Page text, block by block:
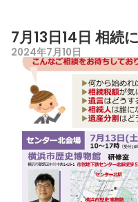
7月13日14日 相続
2024年7月10日